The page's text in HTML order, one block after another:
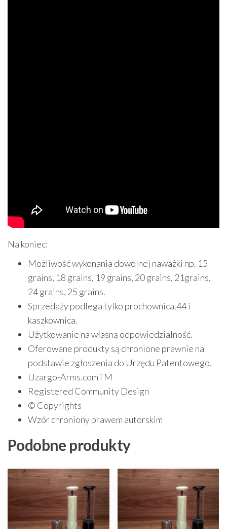
Na koniec:
Możliwość wykonania dowolnej naważki np. 15
grains, 18 grains, 19 grains, 20 grains, 21grains,
24 grains, 25 grains.
Sprzedaży podlega tylko prochownica.44 i
kaszkownica.
Użytkowanie na własną odpowiedzialność.
Oferowane produkty są chronione prawnie na
podstawie zgłoszenia do Urzędu Patentowego.
Uzargo-Arms.comTM
Registered Community Design
© Copyrights
Wzór chroniony prawem autorskim
Podobne produkty
Ten
produkt
ma
wiele
wariantów.